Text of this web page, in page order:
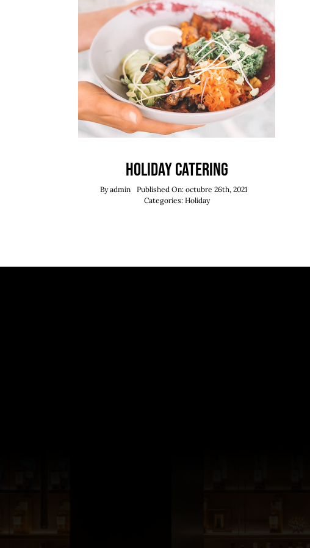
Holiday Catering
Byadmin
Published On: octubre 26th, 2021
Categories: Holiday